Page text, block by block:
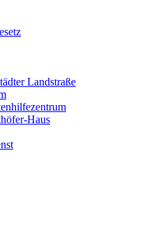
Landstraße
Haus